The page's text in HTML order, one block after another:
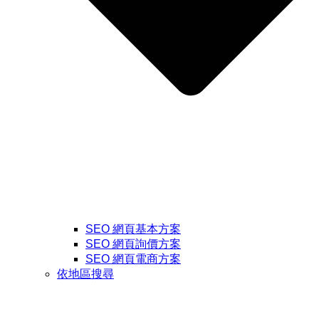
SEO 網頁基本方案
SEO 網頁詢價方案
SEO 網頁電商方案
依地區搜尋